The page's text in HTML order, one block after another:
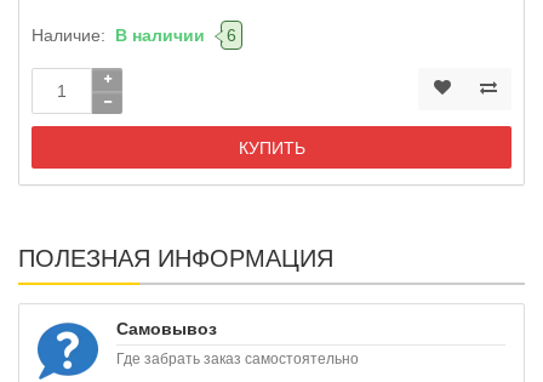
Наличие: В наличии 6
КУПИТЬ
ПОЛЕЗНАЯ ИНФОРМАЦИЯ
Самовывоз
Где забрать заказ самостоятельно